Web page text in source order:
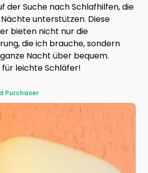
der Suche nach Schlafhilfen, die
unterstützen. Diese
bieten nicht nur die
die ich brauche, sondern
Nacht über bequem.
für leichte Schläfer!
Purchaser